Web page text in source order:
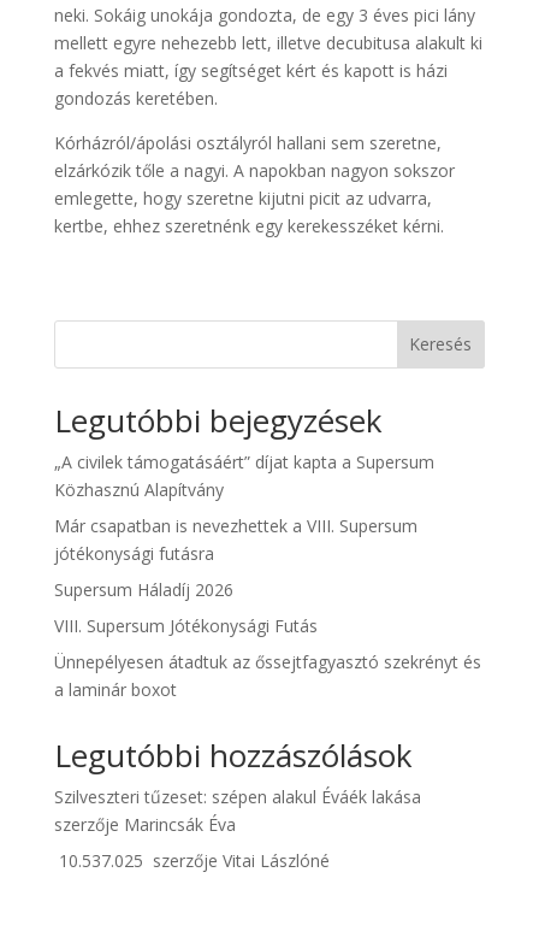
neki. Sokáig unokája gondozta, de egy 3 éves pici lány
mellett egyre nehezebb lett, illetve decubitusa alakult ki
a fekvés miatt, így segítséget kért és kapott is házi
gondozás keretében.
Kórházról/ápolási osztályról hallani sem szeretne,
elzárkózik tőle a nagyi. A napokban nagyon sokszor
emlegette, hogy szeretne kijutni picit az udvarra,
kertbe, ehhez szeretnénk egy kerekesszéket kérni.
Keresés
Legutóbbi bejegyzések
„A civilek támogatásáért” díjat kapta a Supersum
Közhasznú Alapítvány
Már csapatban is nevezhettek a VIII. Supersum
jótékonysági futásra
Supersum Háladíj 2026
VIII. Supersum Jótékonysági Futás
Ünnepélyesen átadtuk az őssejtfagyasztó szekrényt és
a laminár boxot
Legutóbbi hozzászólások
Szilveszteri tűzeset: szépen alakul Éváék lakása
szerzője Marincsák Éva
10.537.025 szerzője Vitai Lászlóné